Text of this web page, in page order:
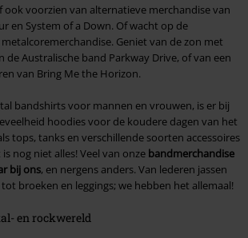
ook voorzien van alternatieve merchandise van
en System of a Down. Of wacht op de
Geniet van de zon met
de Australische band Parkway Drive, of van een
van Bring Me the Horizon.
bandshirts voor mannen en vrouwen, is er bij
hoodies voor de koudere dagen van het
tops, tanks en verschillende soorten accessoires
nog niet alles! Veel van onze bandmerchandise
bij ons, en nergens anders. Van lederen jassen
broeken en leggings; we hebben het allemaal!
en rockwereld